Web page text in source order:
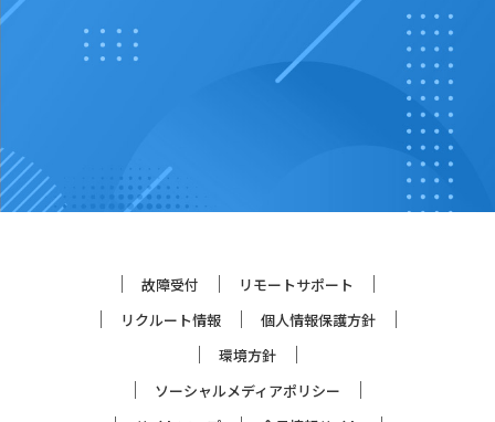
故障受付
リモートサポート
リクルート情報
個人情報保護方針
環境方針
ソーシャルメディアポリシー